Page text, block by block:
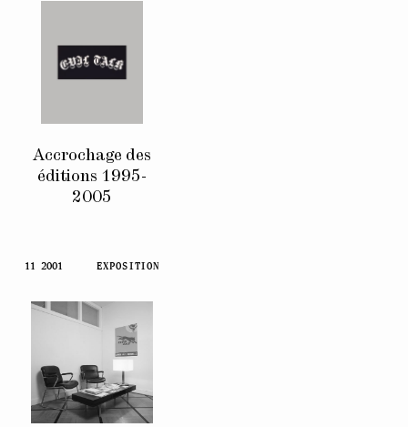
Accrochage des
éditions 1995-
2005
11 2001 EXPOSITION